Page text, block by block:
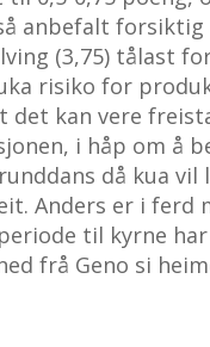
anbefalt
(3,75) tålast
risiko for
kan vere
i håp om å
då kua vil
Anders er i
til kyrne
frå Geno si